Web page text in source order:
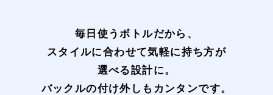
毎日使うボトルだから、
スタイルに合わせて気軽に持ち方が
選べる設計に。
バックルの付け外しもカンタンです。